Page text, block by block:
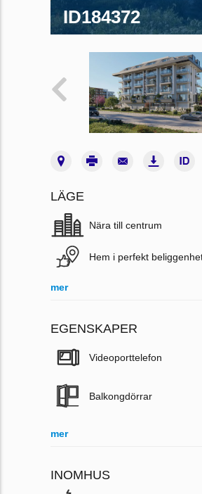
ID184372
LÄGE
Nära till centrum
Hem i perfekt
mer
EGENSKAPER
Videoporttelefon
Balkongdörrar
mer
INOMHUS